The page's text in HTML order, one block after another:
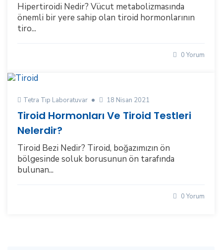
Hipertiroidi Nedir? Vücut metabolizmasında
önemli bir yere sahip olan tiroid hormonlarının
tiro...
0 Yorum
Tetra Tıp Laboratuvar 18 Nisan 2021
Tiroid Hormonları Ve Tiroid Testleri
Nelerdir?
Tiroid Bezi Nedir? Tiroid, boğazımızın ön
bölgesinde soluk borusunun ön tarafında
bulunan...
0 Yorum